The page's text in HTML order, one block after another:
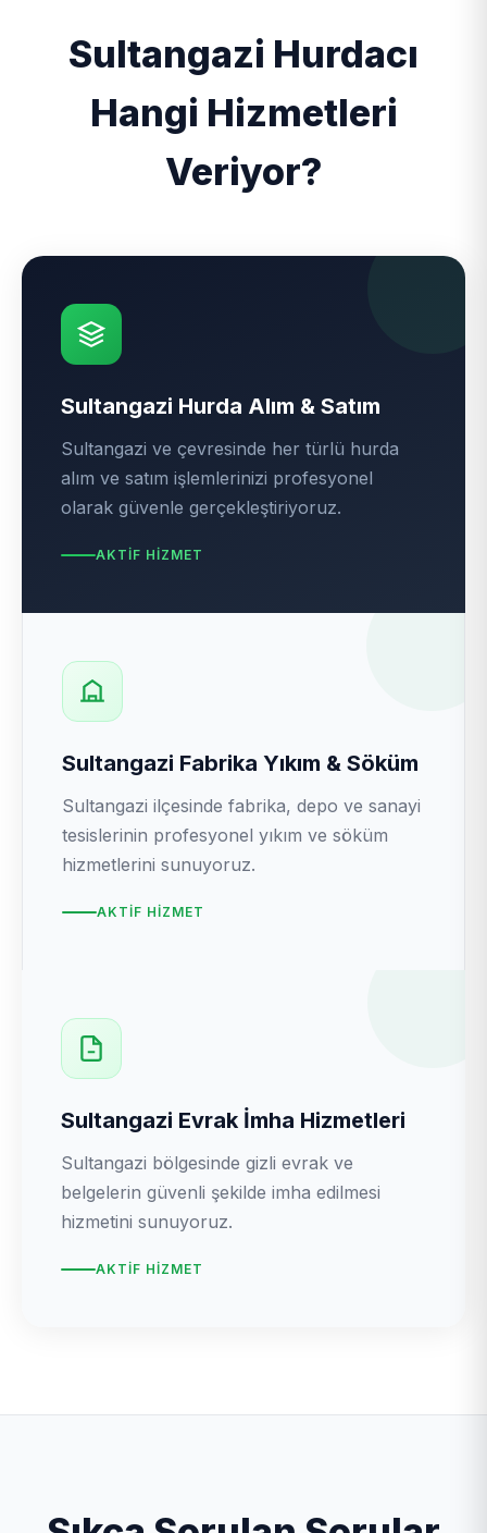
Sultangazi Hurdacı
Hangi Hizmetleri
Veriyor?
Sultangazi Hurda Alım & Satım
Sultangazi ve çevresinde her türlü hurda
alım ve satım işlemlerinizi profesyonel
olarak güvenle gerçekleştiriyoruz.
AKTIF HIZMET
Sultangazi Fabrika Yıkım & Söküm
Sultangazi ilçesinde fabrika, depo ve sanayi
tesislerinin profesyonel yıkım ve söküm
hizmetlerini sunuyoruz.
AKTIF HIZMET
Sultangazi Evrak İmha Hizmetleri
Sultangazi bölgesinde gizli evrak ve
belgelerin güvenli şekilde imha edilmesi
hizmetini sunuyoruz.
AKTIF HIZMET